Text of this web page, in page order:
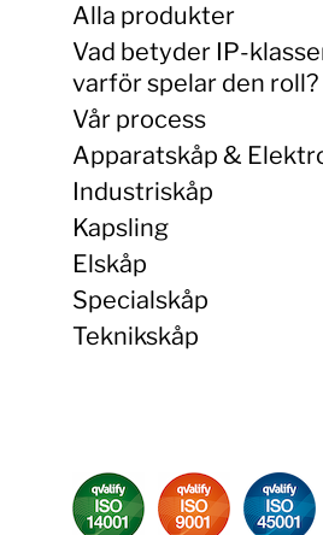
Alla produkter
Vad betyder IP-
varför spelar den roll?
Vår process
Apparatskåp &
Industriskåp
Kapsling
Elskåp
Specialskåp
Teknikskåp